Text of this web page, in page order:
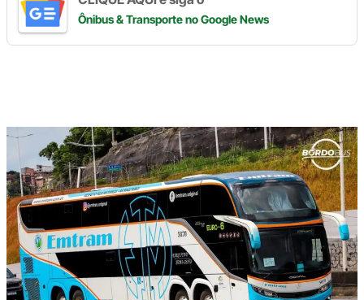
Ônibus & Transporteno Google News
Digite
seu
e-
mail